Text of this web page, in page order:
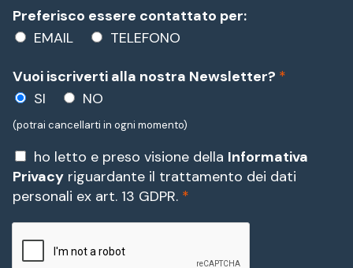
Preferisco essere contattato per:
EMAIL
TELEFONO
Vuoi iscriverti alla nostra Newsletter? *
SI
NO
(potrai cancellarti in ogni momento)
P
r
i
v
a
ho letto e preso visione della Informativa
Privacy riguardante il trattamento dei dati
personali ex art. 13 GDPR. *